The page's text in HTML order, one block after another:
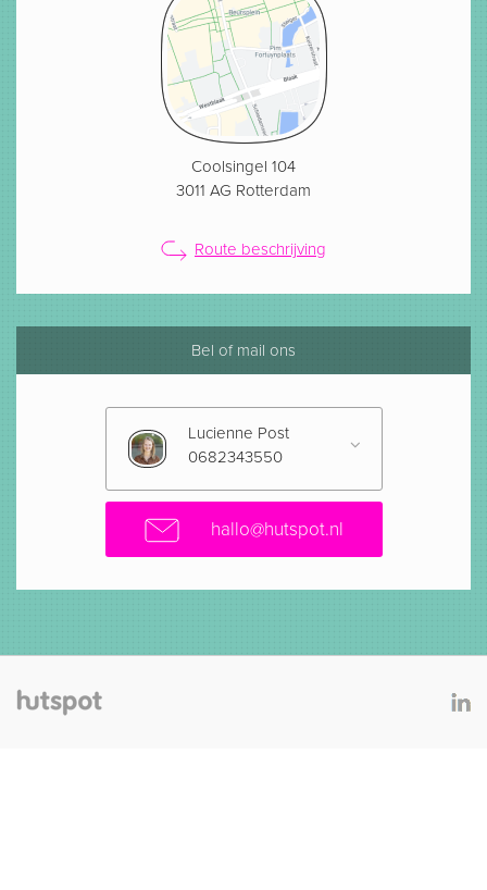
Coolsingel 104
3011 AG Rotterdam
Route beschrijving
Bel of mail ons
Lucienne Post
0682343550
hallo@hutspot.nl